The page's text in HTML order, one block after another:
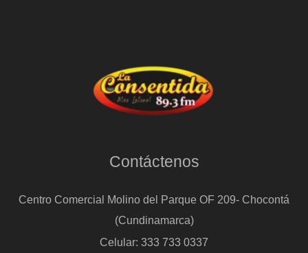
Contáctenos
Centro Comercial Molino del Parque OF 209- Chocontá
(Cundinamarca)
Celular: 333 733 0337